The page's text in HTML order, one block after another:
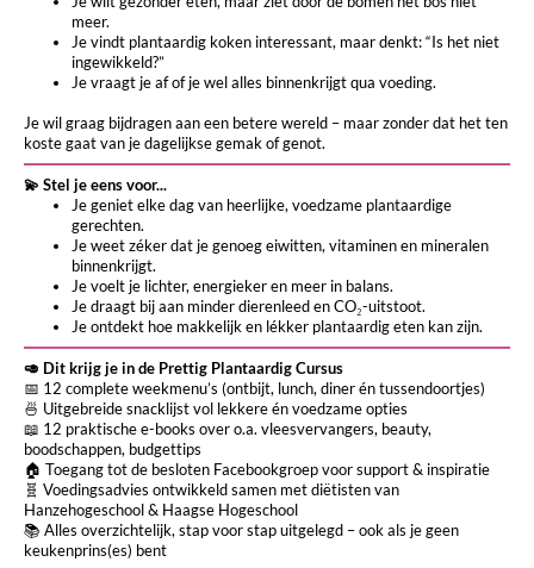
meer.
Je vindt plantaardig koken interessant, maar denkt: “Is het niet
ingewikkeld?”
Je vraagt je af of je wel alles binnenkrijgt qua voeding.
Je wil graag bijdragen aan een betere wereld – maar zonder dat het ten
koste gaat van je dagelijkse gemak of genot.
💫 Stel je eens voor...
Je geniet elke dag van heerlijke, voedzame plantaardige
gerechten.
Je weet zéker dat je genoeg eiwitten, vitaminen en mineralen
binnenkrijgt.
Je voelt je lichter, energieker en meer in balans.
Je draagt bij aan minder dierenleed en CO₂-uitstoot.
Je ontdekt hoe makkelijk en lékker plantaardig eten kan zijn.
🥑 Dit krijg je in de Prettig Plantaardig Cursus
📅 12 complete weekmenu’s (ontbijt, lunch, diner én tussendoortjes)
🍜 Uitgebreide snacklijst vol lekkere én voedzame opties
📖 12 praktische e-books over o.a. vleesvervangers, beauty,
boodschappen, budgettips
🏠 Toegang tot de besloten Facebookgroep voor support & inspiratie
🧬 Voedingsadvies ontwikkeld samen met diëtisten van
Hanzehogeschool & Haagse Hogeschool
📚 Alles overzichtelijk, stap voor stap uitgelegd – ook als je geen
keukenprins(es) bent